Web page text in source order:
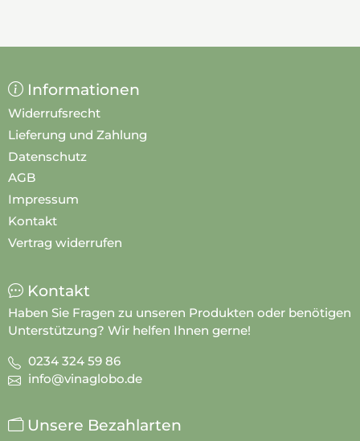
Informationen
Widerrufsrecht
Lieferung und Zahlung
Datenschutz
AGB
Impressum
Kontakt
Vertrag widerrufen
Kontakt
Haben Sie Fragen zu unseren Produkten oder benötigen
Unterstützung? Wir helfen Ihnen gerne!
0234 324 59 86
info@vinaglobo.de
Unsere Bezahlarten